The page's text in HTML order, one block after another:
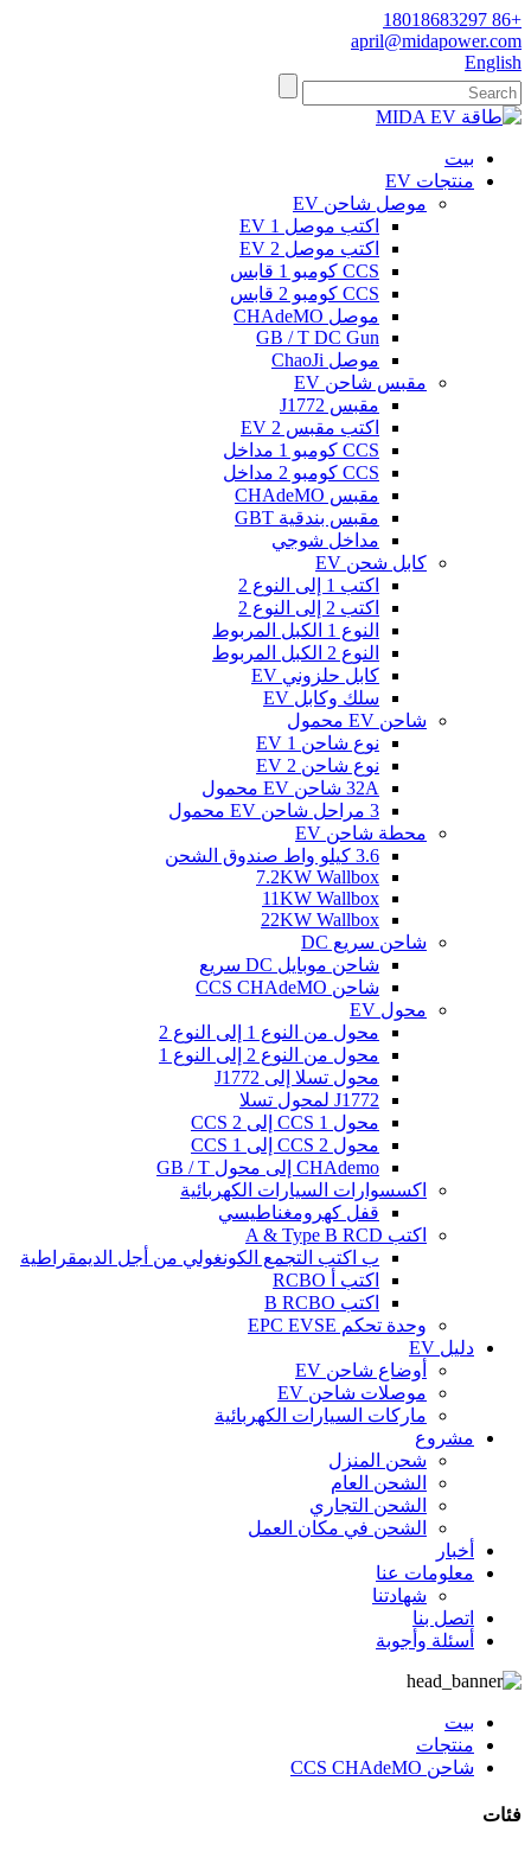
+86 18018683297
april@midapower.com
English
بيت
منتجات EV
موصل شاحن EV
اكتب موصل 1 EV
اكتب موصل 2 EV
CCS كومبو 1 قابس
CCS كومبو 2 قابس
موصل CHAdeMO
GB / T DC Gun
موصل ChaoJi
مقبس شاحن EV
مقبس J1772
اكتب مقبس EV 2
CCS كومبو 1 مداخل
CCS كومبو 2 مداخل
مقبس CHAdeMO
مقبس بندقية GBT
مداخل شوجي
كابل شحن EV
اكتب 1 إلى النوع 2
اكتب 2 إلى النوع 2
النوع 1 الكبل المربوط
النوع 2 الكبل المربوط
كابل حلزوني EV
سلك وكابل EV
شاحن EV محمول
نوع شاحن EV 1
نوع شاحن EV 2
32A شاحن EV محمول
3 مراحل شاحن EV محمول
محطة شاحن EV
3.6 كيلو واط صندوق الشحن
7.2KW Wallbox
11KW Wallbox
22KW Wallbox
شاحن سريع DC
شاحن موبايل DC سريع
شاحن CCS CHAdeMO
محول EV
محول من النوع 1 إلى النوع 2
محول من النوع 2 إلى النوع 1
محول تسلا إلى J1772
J1772 لمحول تسلا
محول CCS 1 إلى CCS 2
محول CCS 2 إلى CCS 1
CHAdemo إلى محول GB / T
اكسسوارات السيارات الكهربائية
قفل كهرومغناطيسي
اكتب A & Type B RCD
ب اكتب التجمع الكونغولي من أجل الديمقراطية
اكتب أ RCBO
اكتب B RCBO
وحدة تحكم EPC EVSE
دليل EV
أوضاع شاحن EV
موصلات شاحن EV
ماركات السيارات الكهربائية
مشروع
شحن المنزل
الشحن العام
الشحن التجاري
الشحن في مكان العمل
أخبار
معلومات عنا
شهادتنا
اتصل بنا
أسئلة وأجوبة
بيت
منتجات
شاحن CCS CHAdeMO
فئات